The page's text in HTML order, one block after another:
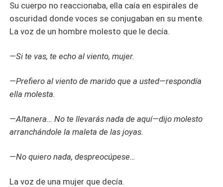
Su cuerpo no reaccionaba, ella caía en espirales de
oscuridad donde voces se conjugaban en su mente.
La voz de un hombre molesto que le decía.
—Si te vas, te echo al viento, mujer.
—Prefiero al viento de marido que a usted—respondía
ella molesta.
—Altanera… No te llevarás nada de aquí—dijo molesto
arranchándole la maleta de las joyas.
—No quiero nada, despreocúpese…
La voz de una mujer que decía.